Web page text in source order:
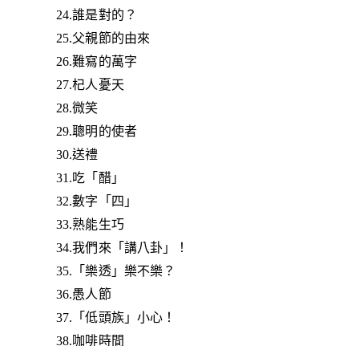
24.誰是對的？
25.父親節的由來
26.難寫的萬字
27.杞人憂天
28.微笑
29.聰明的使者
30.送禮
31.吃「醋」
32.數字「四」
33.熟能生巧
34.我們來「講八卦」！
35.「樂透」樂不樂？
36.愚人節
37.「低頭族」小心！
38.咖啡時間